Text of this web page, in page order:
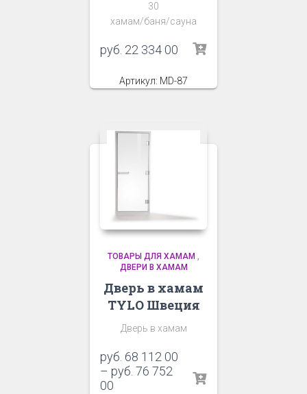
30
хамам/баня/сауна
руб. 22 334 00
Артикул: MD-87
ТОВАРЫ ДЛЯ ХАМАМ ,
ДВЕРИ В ХАМАМ
Дверь в хамам
TYLO Швеция
Дверь в хамам
руб. 68 112 00
– руб. 76 752
00